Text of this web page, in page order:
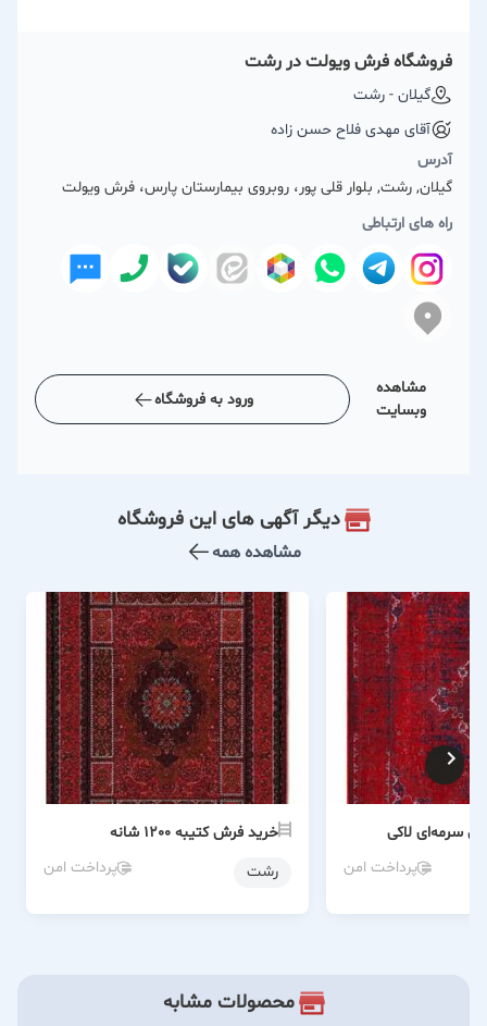
فروشگاه فرش ویولت در رشت
گیلان - رشت
آقای مهدی فلاح حسن زاده
آدرس
گیلان, رشت, بلوار قلی پور، روبروی بیمارستان پارس، فرش ویولت
راه های ارتباطی
مشاهده
وبسایت
ورود به فروشگاه
دیگر آگهی های این فروشگاه
مشاهده همه
سرمه‌ای لاکی
پرداخت امن
خرید فرش کتیبه 1200 شانه
رشت
پرداخت امن
محصولات مشابه